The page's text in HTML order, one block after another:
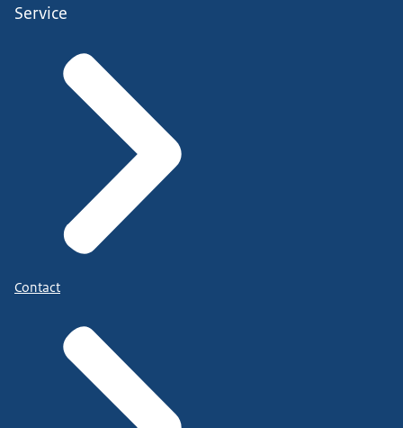
Service
Contact